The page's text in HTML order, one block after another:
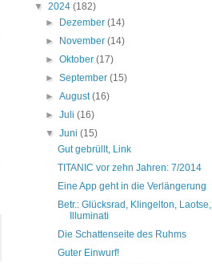
▼ 2024 (182)
►
Dezember(14)
►
November(14)
►Oktober(17)
►September(15)
►August(16)
►Juli(16)
▼Juni(15)
Gut gebrüllt, Link
TITANIC vor zehn Jahren: 7/2014
Eine App geht in die Verlängerung
Betr.: Glücksrad, Klingelton, Laotse,
Illuminati
Die Schattenseite des Ruhms
Guter Einwurf!